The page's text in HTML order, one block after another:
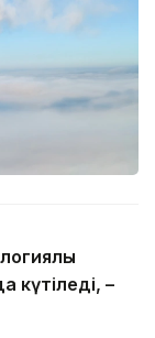
күтіледі, –